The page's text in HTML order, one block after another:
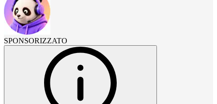
SPONSORIZZATO